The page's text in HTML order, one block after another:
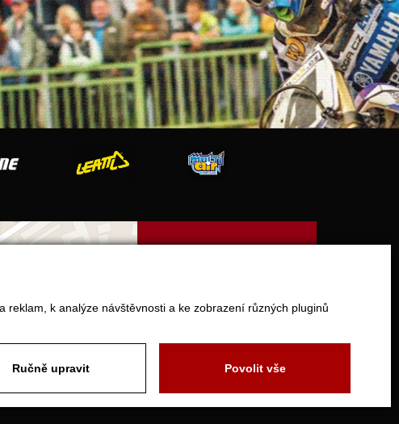
k analýze návštěvnosti a ke zobrazení různých pluginů
Ručně upravit Povolit vše
Otevírací doba